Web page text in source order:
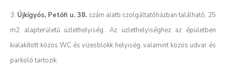
3. Újkígyós, Petőfi u. 38. szám alatti szolgáltatóházban található, 25
m2 alapterületű üzlethelyiség. Az üzlethelyiséghez az épületben
kialakított közös WC és vizesblokk helyiség, valamint közös udvar és
parkoló tartozik.